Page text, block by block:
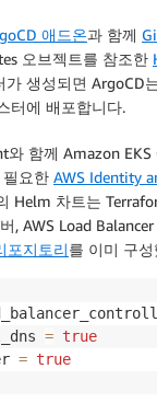
애드온과 함께
오브젝트를 참조한
가 생성되면 ArgoCD
터에 배포합니다.
와 함께 Amazon
필요한 AWS Identity
Helm 차트는
, AWS Load
포지토리를 이미 구
= true
= true